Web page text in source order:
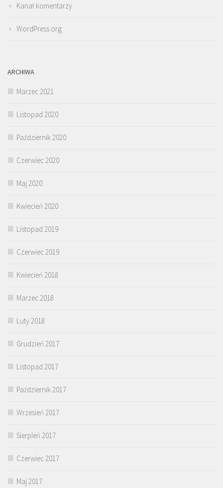
Kanał komentarzy
WordPress.org
ARCHIWA
Marzec 2021
Listopad 2020
Październik 2020
Czerwiec 2020
Maj 2020
Kwiecień 2020
Listopad 2019
Czerwiec 2019
Kwiecień 2018
Marzec 2018
Luty 2018
Grudzień 2017
Listopad 2017
Październik 2017
Wrzesień 2017
Sierpień 2017
Czerwiec 2017
Maj 2017